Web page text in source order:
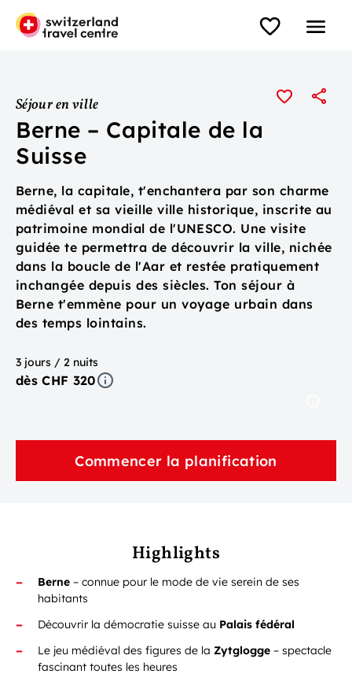
Séjour en ville
Berne – Capitale de la
Suisse
Berne, la capitale, t'enchantera par son charme
médiéval et sa vieille ville historique, inscrite au
patrimoine mondial de l'UNESCO. Une visite
guidée te permettra de découvrir la ville, nichée
dans la boucle de l'Aar et restée pratiquement
inchangée depuis des siècles. Ton séjour à
Berne t'emmène pour un voyage urbain dans
des temps lointains.
3 jours / 2 nuits
dès CHF 320
Commencer la planification
Highlights
Berne – connue pour le mode de vie serein de ses
habitants
Découvrir la démocratie suisse au Palais fédéral
Le jeu médiéval des figures de la Zytglogge – spectacle
fascinant toutes les heures